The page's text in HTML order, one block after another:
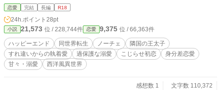
女は前世での過ちを認め、奉仕活動に励む平穏な日々を送っていた。 ある日、
メイベルは初めて参加した夜会で、隣国カルダニアの王太子エドヴァルドと出会
う。しかし彼は、彼女が前世で最大の裏切りを犯した相手、ユリウスの異母兄弟
であるイヴァンの生まれ変わりだったのである。 最初は仕返しを恐れていたも
のの、やがてメイベルは彼が今世で幸せになれるよう‘‘友人’’として動く決意をす
る。しかしエドヴァルドは、彼女を恋人のように甘やかしてきて……？ R-18シ
ーン→♡
恋愛 完結 長編 R18
24h.ポイント 28pt
小説 21,573 位 / 228,744件 恋愛 9,375 位 / 66,363件
ハッピーエンド 同世界転生 ノーチェ
隣国の王太子
すれ違いからの執着愛
過保護な溺愛 こじらせ初恋
身分差恋愛
甘々・溺愛
西洋風異世界
感想数 1
文字数 110,372